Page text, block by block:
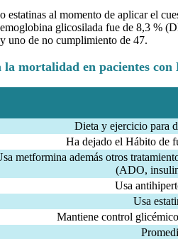
estatinas al momento de aplicar el
glicosilada fue de 8,3 %
uno de no cumplimiento de 47.
mortalidad en pacientes
Dieta y ejercicio para
Ha dejado el Hábito de
metformina además otros
(ADO,
Usa
Usa
Mantiene control